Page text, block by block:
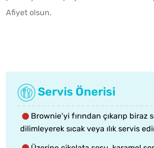
Afiyet olsun.
Servis Önerisi
Brownie’yi fırından çıkarıp biraz
dilimleyerek sıcak veya ılık servis